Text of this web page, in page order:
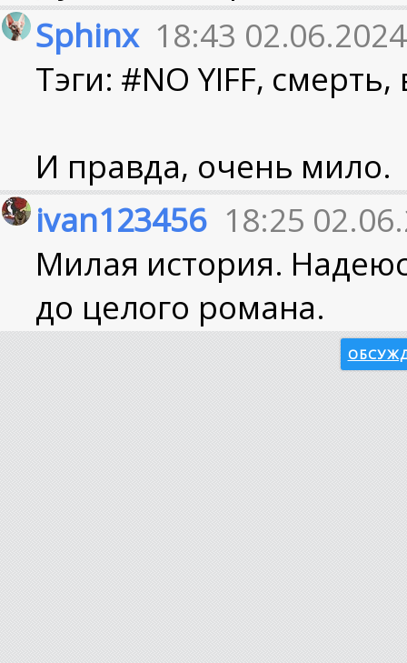
Sphinx 18:43 02.06.2024
Тэги: #NO YIFF, смерть,
И правда, очень мило.
ivan123456 18:25
Милая история.
до целого романа.